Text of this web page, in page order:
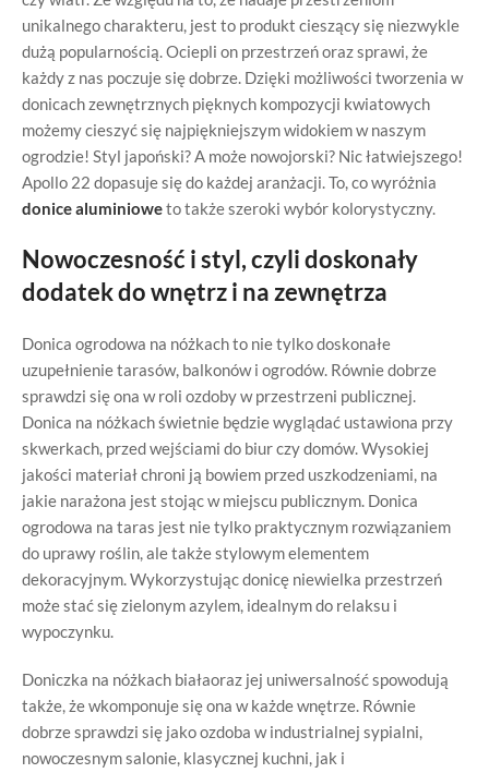
unikalnego charakteru, jest to produkt cieszący się niezwykle
dużą popularnością. Ociepli on przestrzeń oraz sprawi, że
każdy z nas poczuje się dobrze. Dzięki możliwości tworzenia w
donicach zewnętrznych pięknych kompozycji kwiatowych
możemy cieszyć się najpiękniejszym widokiem w naszym
ogrodzie! Styl japoński? A może nowojorski? Nic łatwiejszego!
Apollo 22 dopasuje się do każdej aranżacji. To, co wyróżnia
donice aluminioweto także szeroki wybór kolorystyczny.
Nowoczesność i styl, czyli doskonały
dodatek do wnętrz i na zewnętrza
Donica ogrodowa na nóżkach to nie tylko doskonałe
uzupełnienie tarasów, balkonów i ogrodów. Równie dobrze
sprawdzi się ona w roli ozdoby w przestrzeni publicznej.
Donica na nóżkach świetnie będzie wyglądać ustawiona przy
skwerkach, przed wejściami do biur czy domów. Wysokiej
jakości materiał chroni ją bowiem przed uszkodzeniami, na
jakie narażona jest stojąc w miejscu publicznym. Donica
ogrodowa na taras jest nie tylko praktycznym rozwiązaniem
do uprawy roślin, ale także stylowym elementem
dekoracyjnym. Wykorzystując donicę niewielka przestrzeń
może stać się zielonym azylem, idealnym do relaksu i
wypoczynku.
Doniczka na nóżkach białaoraz jej uniwersalność spowodują
także, że wkomponuje się ona w każde wnętrze. Równie
dobrze sprawdzi się jako ozdoba w industrialnej sypialni,
nowoczesnym salonie, klasycznej kuchni, jak i